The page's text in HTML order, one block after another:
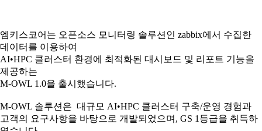
엠키스코어는 오픈소스 모니터링 솔루션인 zabbix에서 수집한
데이터를 이용하여
AI•HPC 클러스터 환경에 최적화된 대시보드 및 리포트 기능을
제공하는
M-OWL 1.0을 출시했습니다.
M-OWL 솔루션은 대규모 AI•HPC 클러스터 구축/운영 경험과
고객의 요구사항을 바탕으로 개발되었으며, GS 1등급을 취득하